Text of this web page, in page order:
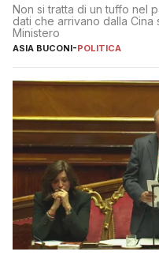
Non si tratta di un tuffo nel
dati che arrivano dalla
Ministero
ASIA BUCONI-POLITICA